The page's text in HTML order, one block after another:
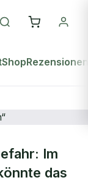
ShopRezensionen
Im
das